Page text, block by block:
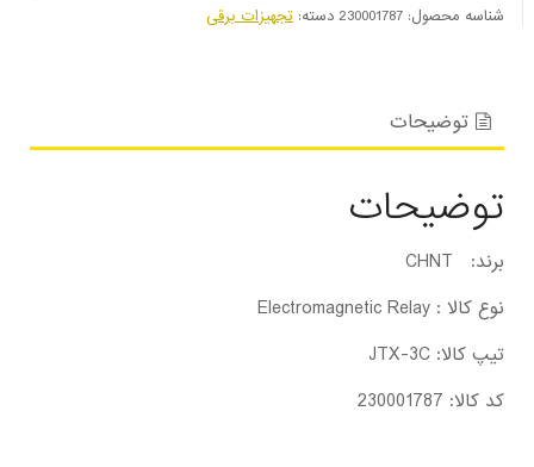
شناسه محصول: 230001787 دسته: تجهیزات برقی
توضیحات
توضیحات
برند: CHNT
نوع کالا : Electromagnetic Relay
تیپ کالا: JTX-3C
کد کالا: 230001787